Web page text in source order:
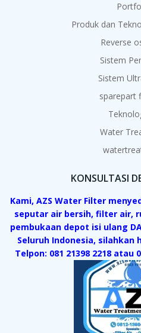
Produk dan
Reverse
Sistem
Sistem
sparepart
Water
KONSULTASI
Kami, AZS Water Filter
seputar air bersih, filter air,
pembukaan depot isi ulang
Seluruh Indonesia, silahkan
Telpon: 081 21398 2218 atau